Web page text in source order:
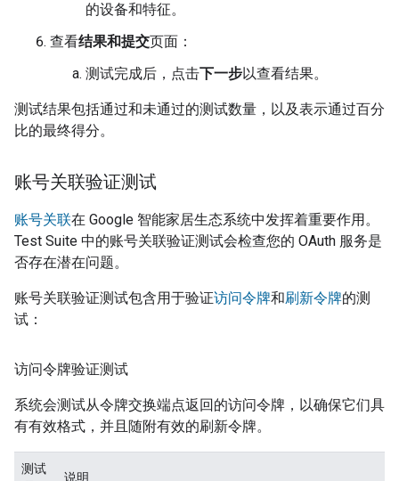
的设备和特征。
查看结果和提交页面：
测试完成后，点击下一步以查看结果。
测试结果包括通过和未通过的测试数量，以及表示通过百分
比的最终得分。
账号关联验证测试
账号关联在 Google 智能家居生态系统中发挥着重要作用。
Test Suite 中的账号关联验证测试会检查您的 OAuth 服务是
否存在潜在问题。
账号关联验证测试包含用于验证访问令牌和刷新令牌的测
试：
访问令牌验证测试
系统会测试从令牌交换端点返回的访问令牌，以确保它们具
有有效格式，并且随附有效的刷新令牌。
测试
说明